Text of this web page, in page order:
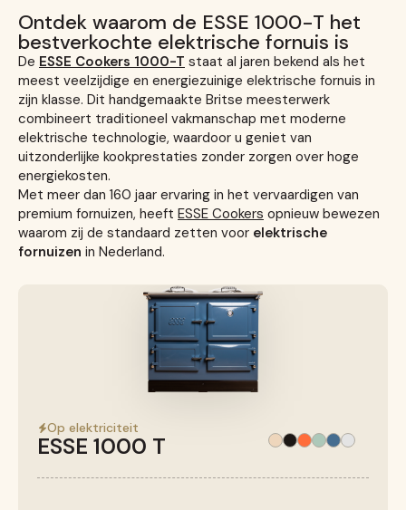
Ontdek waarom de ESSE 1000-T het
bestverkochte elektrische fornuis is
De ESSE Cookers 1000-T staat al jaren bekend als het
meest veelzijdige en energiezuinige elektrische fornuis in
zijn klasse. Dit handgemaakte Britse meesterwerk
combineert traditioneel vakmanschap met moderne
elektrische technologie, waardoor u geniet van
uitzonderlijke kookprestaties zonder zorgen over hoge
energiekosten.
Met meer dan 160 jaar ervaring in het vervaardigen van
premium fornuizen, heeft ESSE Cookers opnieuw bewezen
waarom zij de standaard zetten voor elektrische
fornuizen in Nederland.
Op elektriciteit
ESSE 1000 T